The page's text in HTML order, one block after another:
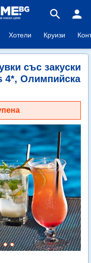
search person
Хотели Круизи
със закуски
4*, Олимпийска